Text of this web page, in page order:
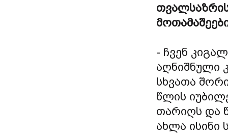
- ჩვენ
აღნიშნული
სხვათა
წლის
თარიღს და
ახლა ისინი